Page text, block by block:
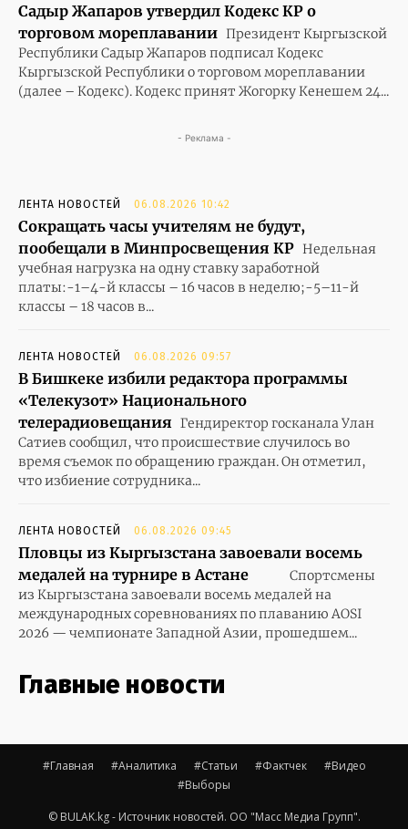
Садыр Жапаров утвердил Кодекс КР о
торговом мореплавании Президент Кыргызской
Республики Садыр Жапаров подписал Кодекс
Кыргызской Республики о торговом мореплавании
(далее – Кодекс). Кодекс принят Жогорку Кенешем 24...
- Реклама -
ЛЕНТА НОВОСТЕЙ 06.08.2026 10:42
Сокращать часы учителям не будут,
пообещали в Минпросвещения КР Недельная
учебная нагрузка на одну ставку заработной
платы:-1–4-й классы – 16 часов в неделю;-5–11-й
классы – 18 часов в...
ЛЕНТА НОВОСТЕЙ 06.08.2026 09:57
В Бишкеке избили редактора программы
«Телекузот» Национального
телерадиовещания Гендиректор госканала Улан
Сатиев сообщил, что происшествие случилось во
время съемок по обращению граждан. Он отметил,
что избиение сотрудника...
ЛЕНТА НОВОСТЕЙ 06.08.2026 09:45
Пловцы из Кыргызстана завоевали восемь
медалей на турнире в Астане
Спортсмены
из Кыргызстана завоевали восемь медалей на
международных соревнованиях по плаванию AOSI
2026 — чемпионате Западной Азии, прошедшем...
Главные новости
#Главная #Аналитика #Статьи #Фактчек
#Видео
#Выборы
© BULAK.kg - Источник новостей. ОО "Масс Медиа Групп".